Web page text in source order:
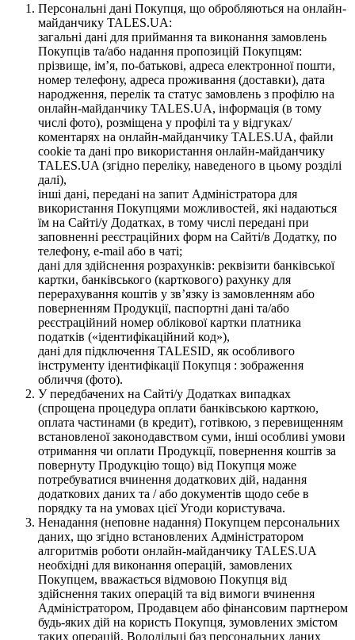
Персональні дані Покупця, що обробляються на онлайн-
майданчику TALES.UA:
загальні дані для приймання та виконання замовлень
Покупців та/або надання пропозицій Покупцям:
прізвище, ім’я, по-батькові, адреса електронної пошти,
номер телефону, адреса проживання (доставки), дата
народження, перелік та статус замовлень з профілю на
онлайн-майданчику TALES.UA, інформація (в тому
числі фото), розміщена у профілі та у відгуках/
коментарях на онлайн-майданчику TALES.UA, файли
cookie та дані про використання онлайн-майданчику
TALES.UA (згідно переліку, наведеного в цьому розділі
далі),
інші дані, передані на запит Адміністратора для
використання Покупцями можливостей, які надаються
їм на Сайті/у Додатках, в тому числі передані при
заповненні реєстраційних форм на Сайті/в Додатку, по
телефону, e-mail або в чаті;
дані для здійснення розрахунків: реквізити банківської
картки, банківського (карткового) рахунку для
перерахування коштів у зв’язку із замовленням або
поверненням Продукції, паспортні дані та/або
реєстраційний номер облікової картки платника
податків («ідентифікаційний код»),
дані для підключення TALESID, як особливого
інструменту ідентифікації Покупця : зображення
обличчя (фото).
У передбачених на Сайті/у Додатках випадках
(спрощена процедура оплати банківською карткою,
оплата частинами (в кредит), готівкою, з перевищенням
встановленої законодавством суми, інші особливі умови
отримання чи оплати Продукції, повернення коштів за
повернуту Продукцію тощо) від Покупця може
потребуватися вчинення додаткових дій, надання
додаткових даних та / або документів щодо себе в
порядку та на умовах цієї Угоди користувача.
Ненадання (неповне надання) Покупцем персональних
даних, що згідно встановлених Адміністратором
алгоритмів роботи онлайн-майданчику TALES.UA
необхідні для виконання операцій, замовлених
Покупцем, вважається відмовою Покупця від
здійснення таких операцій та від вимоги вчинення
Адміністратором, Продавцем або фінансовим партнером
будь-яких дій на користь Покупця, зумовлених змістом
таких операцій. Володільці баз персональних даних